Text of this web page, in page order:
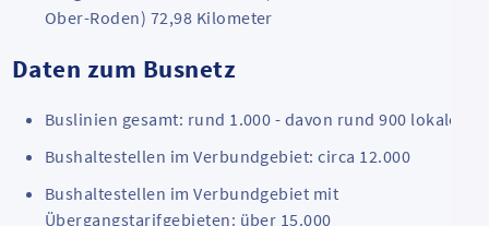
Ober-Roden) 72,98 Kilometer
Daten zum Busnetz
Buslinien gesamt: rund 1.000 - davon rund 900 lokale
Bushaltestellen im Verbundgebiet: circa 12.000
Bushaltestellen im Verbundgebiet mit
Übergangstarifgebieten: über 15.000